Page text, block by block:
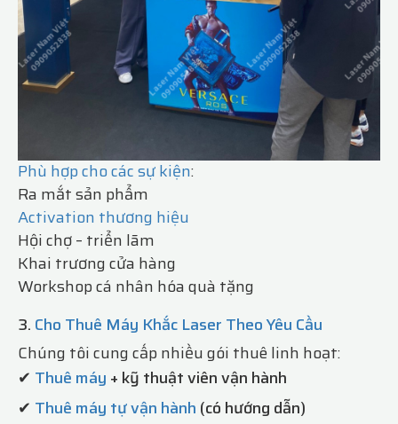
Phù hợp cho các sự kiện:
Ra mắt sản phẩm
Activation thương hiệu
Hội chợ – triển lãm
Khai trương cửa hàng
Workshop cá nhân hóa quà tặng
3. Cho Thuê Máy Khắc Laser Theo Yêu Cầu
Chúng tôi cung cấp nhiều gói thuê linh hoạt:
✔ Thuê máy + kỹ thuật viên vận hành
✔ Thuê máy tự vận hành (có hướng dẫn)